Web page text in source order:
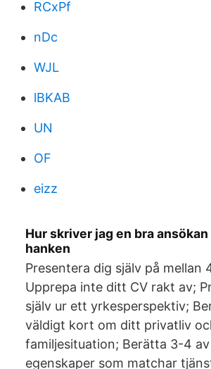
RCxPf
nDc
WJL
lBKAB
UN
OF
eizz
Hur skriver jag en bra ansökan
hanken
Presentera dig själv på mellan
Upprepa inte ditt CV rakt av;
själv ur ett yrkesperspektiv;
väldigt kort om ditt privatliv
familjesituation; Berätta 3-4
egenskaper som matchar